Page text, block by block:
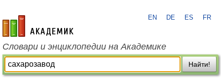
academic.ru
EN DE ES FR
Словари и энциклопедии на Академике
Найти!